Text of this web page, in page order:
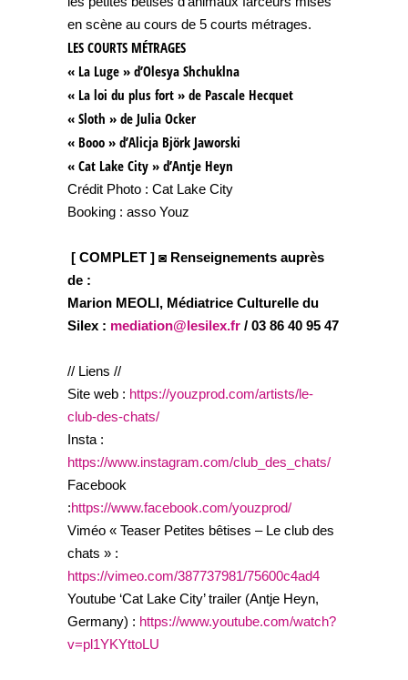
en scène au cours de 5 courts métrages.
LES COURTS MÉTRAGES
« La Luge » d’Olesya Shchuklna
« La loi du plus fort » de Pascale Hecquet
« Sloth » de Julia Ocker
« Booo » d’Alicja Björk Jaworski
« Cat Lake City » d’Antje Heyn
Crédit Photo : Cat Lake City
Booking : asso Youz
[ COMPLET ] ◙ Renseignements auprès
de :
Marion MEOLI, Médiatrice Culturelle du
Silex : mediation@lesilex.fr / 03 86 40 95 47
// Liens //
Site web : https://youzprod.com/artists/le-
club-des-chats/
Insta :
https://www.instagram.com/club_des_chats/
Facebook
:https://www.facebook.com/youzprod/
Viméo « Teaser Petites bêtises – Le club des
chats » :
https://vimeo.com/387737981/75600c4ad4
Youtube ‘Cat Lake City’ trailer (Antje Heyn,
Germany) : https://www.youtube.com/watch?
v=pl1YKYttoLU